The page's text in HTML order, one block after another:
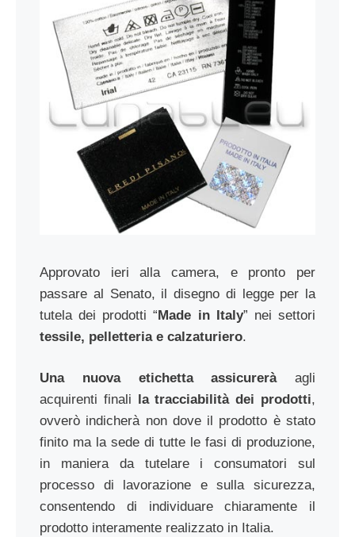
Approvato ieri alla camera, e pronto per
passare al Senato, il disegno di legge per la
tutela dei prodotti “Made in Italy” nei settori
tessile, pelletteria e calzaturiero.
Una nuova etichetta assicurerà agli
acquirenti finali la tracciabilità dei prodotti,
ovverò indicherà non dove il prodotto è stato
finito ma la sede di tutte le fasi di produzione,
in maniera da tutelare i consumatori sul
processo di lavorazione e sulla sicurezza,
consentendo di individuare chiaramente il
prodotto interamente realizzato in Italia.